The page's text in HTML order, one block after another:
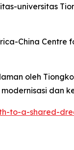
universitas
China
oleh
dan
to-a-shared-